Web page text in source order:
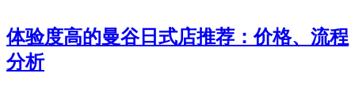
体验度高的曼谷日式店推荐：价格、流程
分析